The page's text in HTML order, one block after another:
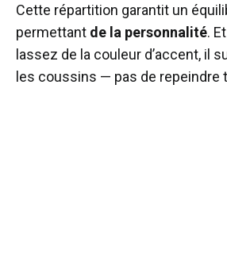
Cette répartition garantit un
permettant de la personnalité.
lassez de la couleur d’accent, il
les coussins — pas de repeindre